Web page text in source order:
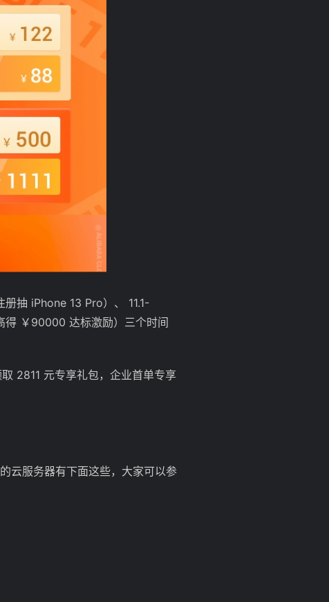
抽 iPhone 13 Pro）、 11.1-
得 ￥90000 达标激励）三个时间
2811 元专享礼包，企业首单专享
云服务器有下面这些，大家可以参